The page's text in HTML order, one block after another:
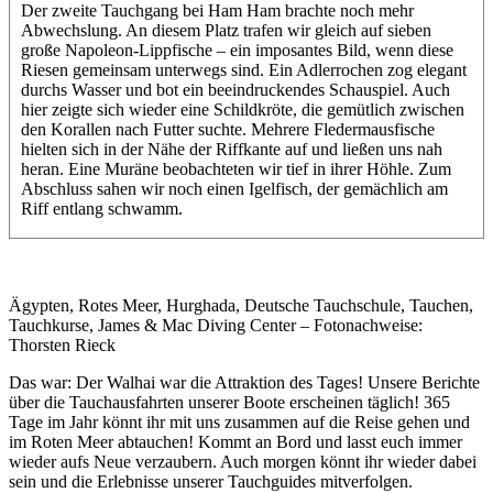
Der zweite Tauchgang bei Ham Ham brachte noch mehr
Abwechslung. An diesem Platz trafen wir gleich auf sieben
große Napoleon-Lippfische – ein imposantes Bild, wenn diese
Riesen gemeinsam unterwegs sind. Ein Adlerrochen zog elegant
durchs Wasser und bot ein beeindruckendes Schauspiel. Auch
hier zeigte sich wieder eine Schildkröte, die gemütlich zwischen
den Korallen nach Futter suchte. Mehrere Fledermausfische
hielten sich in der Nähe der Riffkante auf und ließen uns nah
heran. Eine Muräne beobachteten wir tief in ihrer Höhle. Zum
Abschluss sahen wir noch einen Igelfisch, der gemächlich am
Riff entlang schwamm.
Ägypten, Rotes Meer, Hurghada, Deutsche Tauchschule, Tauchen,
Tauchkurse, James & Mac Diving Center – Fotonachweise:
Thorsten Rieck
Das war: Der Walhai war die Attraktion des Tages! Unsere Berichte
über die Tauchausfahrten unserer Boote erscheinen täglich! 365
Tage im Jahr könnt ihr mit uns zusammen auf die Reise gehen und
im Roten Meer abtauchen! Kommt an Bord und lasst euch immer
wieder aufs Neue verzaubern. Auch morgen könnt ihr wieder dabei
sein und die Erlebnisse unserer Tauchguides mitverfolgen.